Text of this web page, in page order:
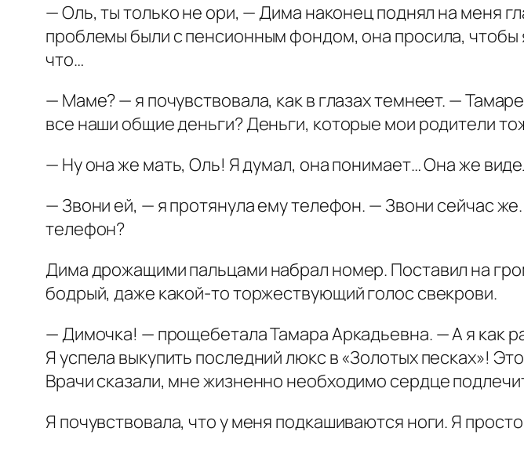
— Оль, ты только не ори, — Дима наконец поднял на меня
проблемы были с пенсионным фондом, она просила, чтобы
что…
— Маме? — я почувствовала, как в глазах темнеет. —
все наши общие деньги? Деньги, которые мои родители
— Ну она же мать, Оль! Я думал, она понимает… Она же
— Звони ей, — я протянула ему телефон. — Звони сейчас
телефон?
Дима дрожащими пальцами набрал номер. Поставил на
бодрый, даже какой-то торжествующий голос свекрови.
— Димочка! — прощебетала Тамара Аркадьевна. — А я как
Я успела выкупить последний люкс в «Золотых песках»!
Врачи сказали, мне жизненно необходимо сердце
Я почувствовала, что у меня подкашиваются ноги. Я